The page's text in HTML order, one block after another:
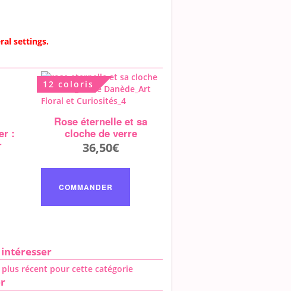
settings.
:
12 coloris
Rose éternelle et sa
cloche de verre
36,50€
COMMANDER
récent pour cette catégorie